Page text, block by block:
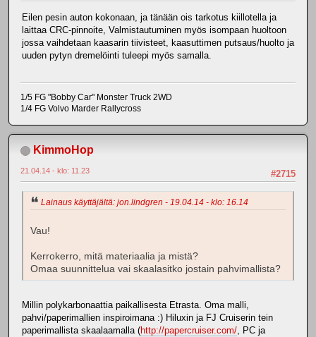
Eilen pesin auton kokonaan, ja tänään ois tarkotus kiillotella ja
laittaa CRC-pinnoite, Valmistautuminen myös isompaan huoltoon
jossa vaihdetaan kaasarin tiivisteet, kaasuttimen putsaus/huolto ja
uuden pytyn dremelöinti tuleepi myös samalla.
1/5 FG "Bobby Car" Monster Truck 2WD
1/4 FG Volvo Marder Rallycross
KimmoHop
#2715
21.04.14 - klo: 11.23
Lainaus käyttäjältä: jon.lindgren - 19.04.14 - klo: 16.14
Vau!
Kerrokerro, mitä materiaalia ja mistä?
Omaa suunnittelua vai skaalasitko jostain pahvimallista?
Millin polykarbonaattia paikallisesta Etrasta. Oma malli,
pahvi/paperimallien inspiroimana :) Hiluxin ja FJ Cruiserin tein
paperimallista skaalaamalla (http://papercruiser.com/, PC ja